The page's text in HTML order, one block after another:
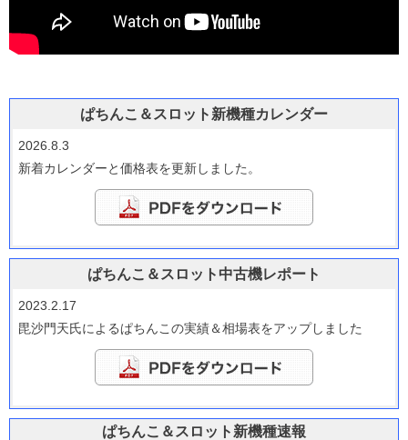
ぱちんこ＆スロット新機種カレンダー
2026.8.3
新着カレンダーと価格表を更新しました。
ぱちんこ＆スロット中古機レポート
2023.2.17
毘沙門天氏によるぱちんこの実績＆相場表をアップしました
ぱちんこ＆スロット新機種速報